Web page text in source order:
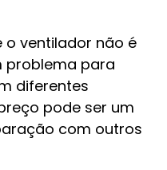
o ventilador não é
problema para
diferentes
pode ser um
com outros